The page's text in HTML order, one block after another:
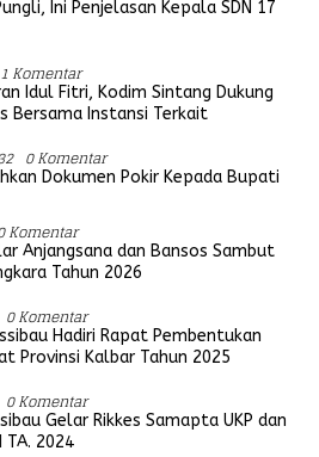
Ini Penjelasan Kepala SDN 17
1 Komentar
Idul Fitri, Kodim Sintang Dukung
Bersama Instansi Terkait
0 Komentar
Dokumen Pokir Kepada Bupati
Komentar
Anjangsana dan Bansos Sambut
Tahun 2026
0 Komentar
Hadiri Rapat Pembentukan
Provinsi Kalbar Tahun 2025
0 Komentar
Gelar Rikkes Samapta UKP dan
TA. 2024